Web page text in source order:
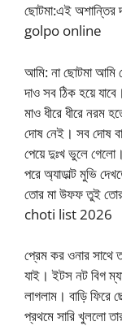
ছোটমা:এই অশান্তির
golpo online
আমি: না ছোটমা আমি
দাও সব ঠিক হয়ে
মাও ধীরে ধীরে নরম
দোষ নেই। সব দোষ
পেয়ে দুঃখ ভুলে
পরে অ্যাডাল্ট মুভি
তোর মা উফফ তুই
choti list 2026
প্রেম কর ওনার সাথে
যাই। ইটস নট বিগ
লাগলাম। বাড়ি ফিরে
প্রথমে সারি খুললো